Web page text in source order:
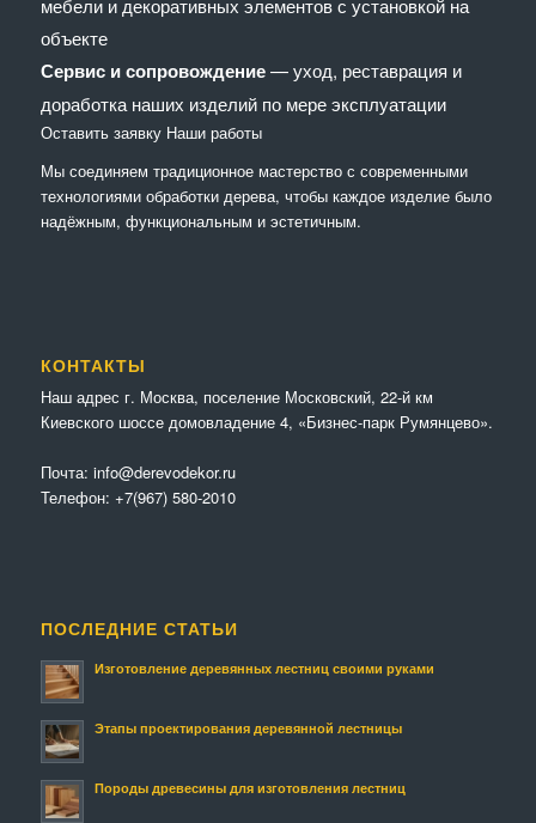
мебели и декоративных элементов с установкой на
объекте
Сервис и сопровождение— уход, реставрация и
доработка наших изделий по мере эксплуатации
Оставить заявку Наши работы
Мы соединяем традиционное мастерство с современными
технологиями обработки дерева, чтобы каждое изделие было
надёжным, функциональным и эстетичным.
КОНТАКТЫ
Наш адрес г. Москва, поселение Московский, 22-й км
Киевского шоссе домовладение 4, «Бизнес-парк Румянцево».
Почта: info@derevodekor.ru
Телефон: +7(967) 580-2010
ПОСЛЕДНИЕ СТАТЬИ
Изготовление деревянных лестниц своими руками
Этапы проектирования деревянной лестницы
Породы древесины для изготовления лестниц